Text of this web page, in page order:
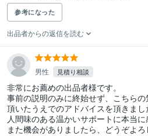
参考になった
出品者からの返信を読む
男性 見積り相談
非常にお薦めの出品者様です。
事前の説明のみに終始せず、こちら
頂いたうえでのアドバイスを頂きまし
人間味のある温かいサポートに本当に
また機会がありましたら、どうぞよろ